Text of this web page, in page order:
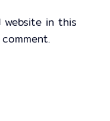
website in this